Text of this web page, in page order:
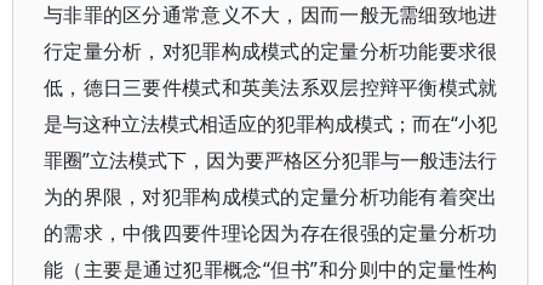
与非罪的区分通常意义不大，因而一般无需细致地进
行定量分析，对犯罪构成模式的定量分析功能要求很
低，德日三要件模式和英美法系双层控辩平衡模式就
是与这种立法模式相适应的犯罪构成模式；而在“小犯
罪圈”立法模式下，因为要严格区分犯罪与一般违法行
为的界限，对犯罪构成模式的定量分析功能有着突出
的需求，中俄四要件理论因为存在很强的定量分析功
能（主要是通过犯罪概念“但书”和分则中的定量性构